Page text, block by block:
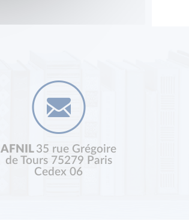
AFNIL 35 rue Grégoire
de Tours 75279 Paris
Cedex 06